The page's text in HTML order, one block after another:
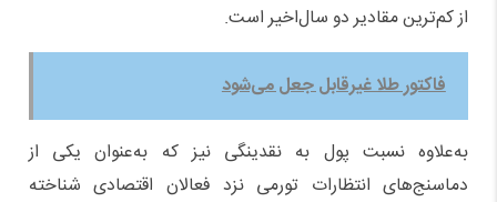
از کم‌ترین مقادیر دو سال‌اخیر است.
فاکتور طلا غیرقابل جعل می‌شود
به‌علاوه نسبت پول به نقدینگی نیز که به‌عنوان یکی از
دماسنج‌های انتظارات تورمی نزد فعالان اقتصادی شناخته